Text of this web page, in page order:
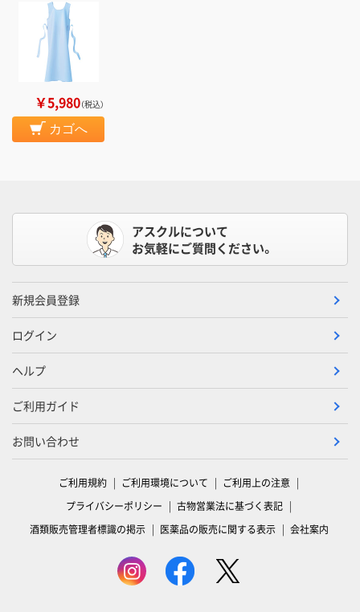
￥5,980（税込）
カゴへ
アスクルについて
お気軽にご質問ください。
新規会員登録
ログイン
ヘルプ
ご利用ガイド
お問い合わせ
ご利用規約 ご利用環境について
ご利用上の注意
プライバシーポリシー
古物営業法に基づく表記
酒類販売管理者標識の掲示
医薬品の販売に関する表示 会社案内